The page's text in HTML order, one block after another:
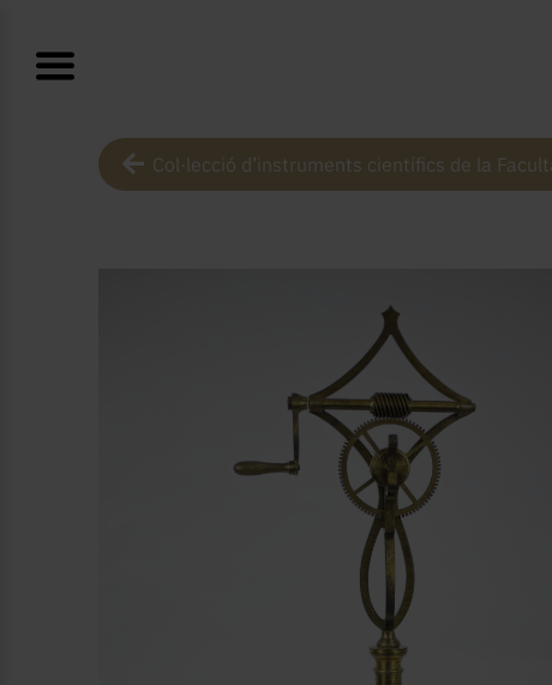
Col·lecció d’instruments científics de la